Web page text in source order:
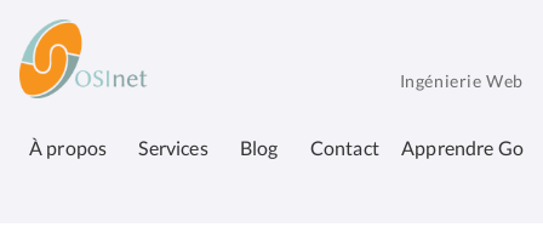
contenu
principal
Ingénierie Web
À propos Services Blog Contact Apprendre Go